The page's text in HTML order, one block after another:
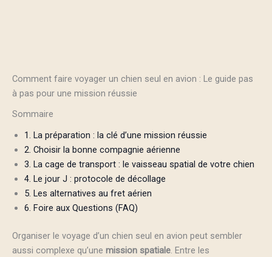
Comment faire voyager un chien seul en avion : Le guide pas
à pas pour une mission réussie
Sommaire
1. La préparation : la clé d’une mission réussie
2. Choisir la bonne compagnie aérienne
3. La cage de transport : le vaisseau spatial de votre chien
4. Le jour J : protocole de décollage
5. Les alternatives au fret aérien
6. Foire aux Questions (FAQ)
Organiser le voyage d’un chien seul en avion peut sembler
aussi complexe qu’une mission spatiale . Entre les